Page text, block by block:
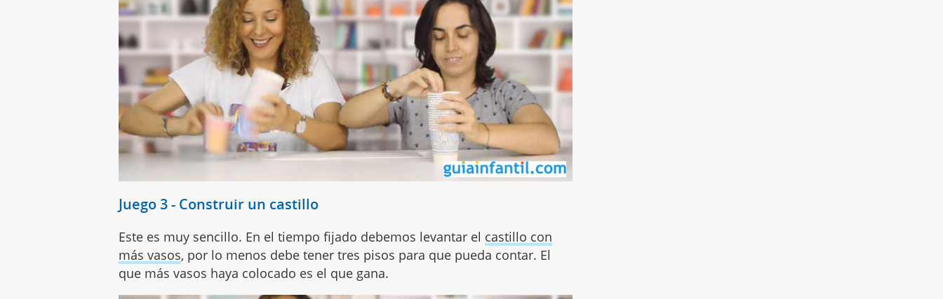
Juego 3 - Construir un castillo
Este es muy sencillo. En el tiempo fijado debemos levantar el castillo con
más vasos, por lo menos debe tener tres pisos para que pueda contar. El
que más vasos haya colocado es el que gana.